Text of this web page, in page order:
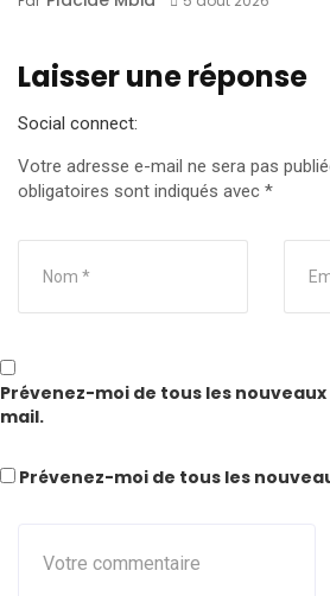
Laisser une réponse
Social connect:
Votre adresse e-mail ne sera pas
obligatoires sont indiqués avec *
Prévenez-moi de tous les
mail.
Prévenez-moi de tous les